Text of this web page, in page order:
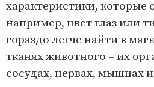
характеристики, которые
например, цвет глаз или
гораздо легче найти в
тканях животного – их
сосудах, нервах, мышцах